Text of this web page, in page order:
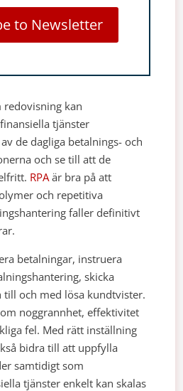
to Newsletter
redovisning kan
tjänster
de dagliga betalnings- och
och se till att de
RPA är bra på att
och repetitiva
faller definitivt
betalningar, instruera
skicka
till och med lösa kundtvister.
noggrannhet, effektivitet
fel. Med rätt inställning
bidra till att uppfylla
samtidigt som
tjänster enkelt kan skalas